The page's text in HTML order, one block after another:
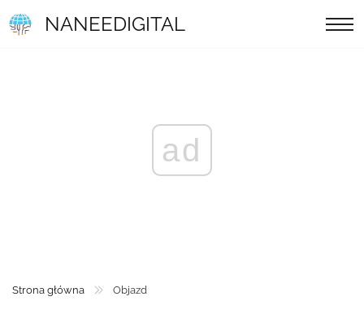
NANEEDIGITAL
ad
Strona główna Objazd